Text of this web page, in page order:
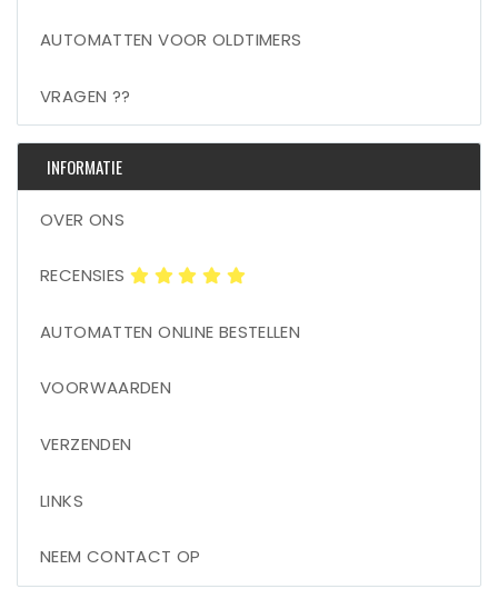
AUTOMATTEN VOOR OLDTIMERS
VRAGEN ??
INFORMATIE
OVER ONS
RECENSIES
AUTOMATTEN ONLINE BESTELLEN
VOORWAARDEN
VERZENDEN
LINKS
NEEM CONTACT OP